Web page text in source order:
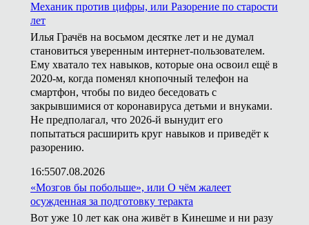
Механик против цифры, или Разорение по старости
лет
Илья Грачёв на восьмом десятке лет и не думал
становиться уверенным интернет-пользователем.
Ему хватало тех навыков, которые она освоил ещё в
2020-м, когда поменял кнопочный телефон на
смартфон, чтобы по видео беседовать с
закрывшимися от коронавируса детьми и внуками.
Не предполагал, что 2026-й вынудит его
попытаться расширить круг навыков и приведёт к
разорению.
16:5507.08.2026
«Мозгов бы побольше», или О чём жалеет
осужденная за подготовку теракта
Вот уже 10 лет как она живёт в Кинешме и ни разу